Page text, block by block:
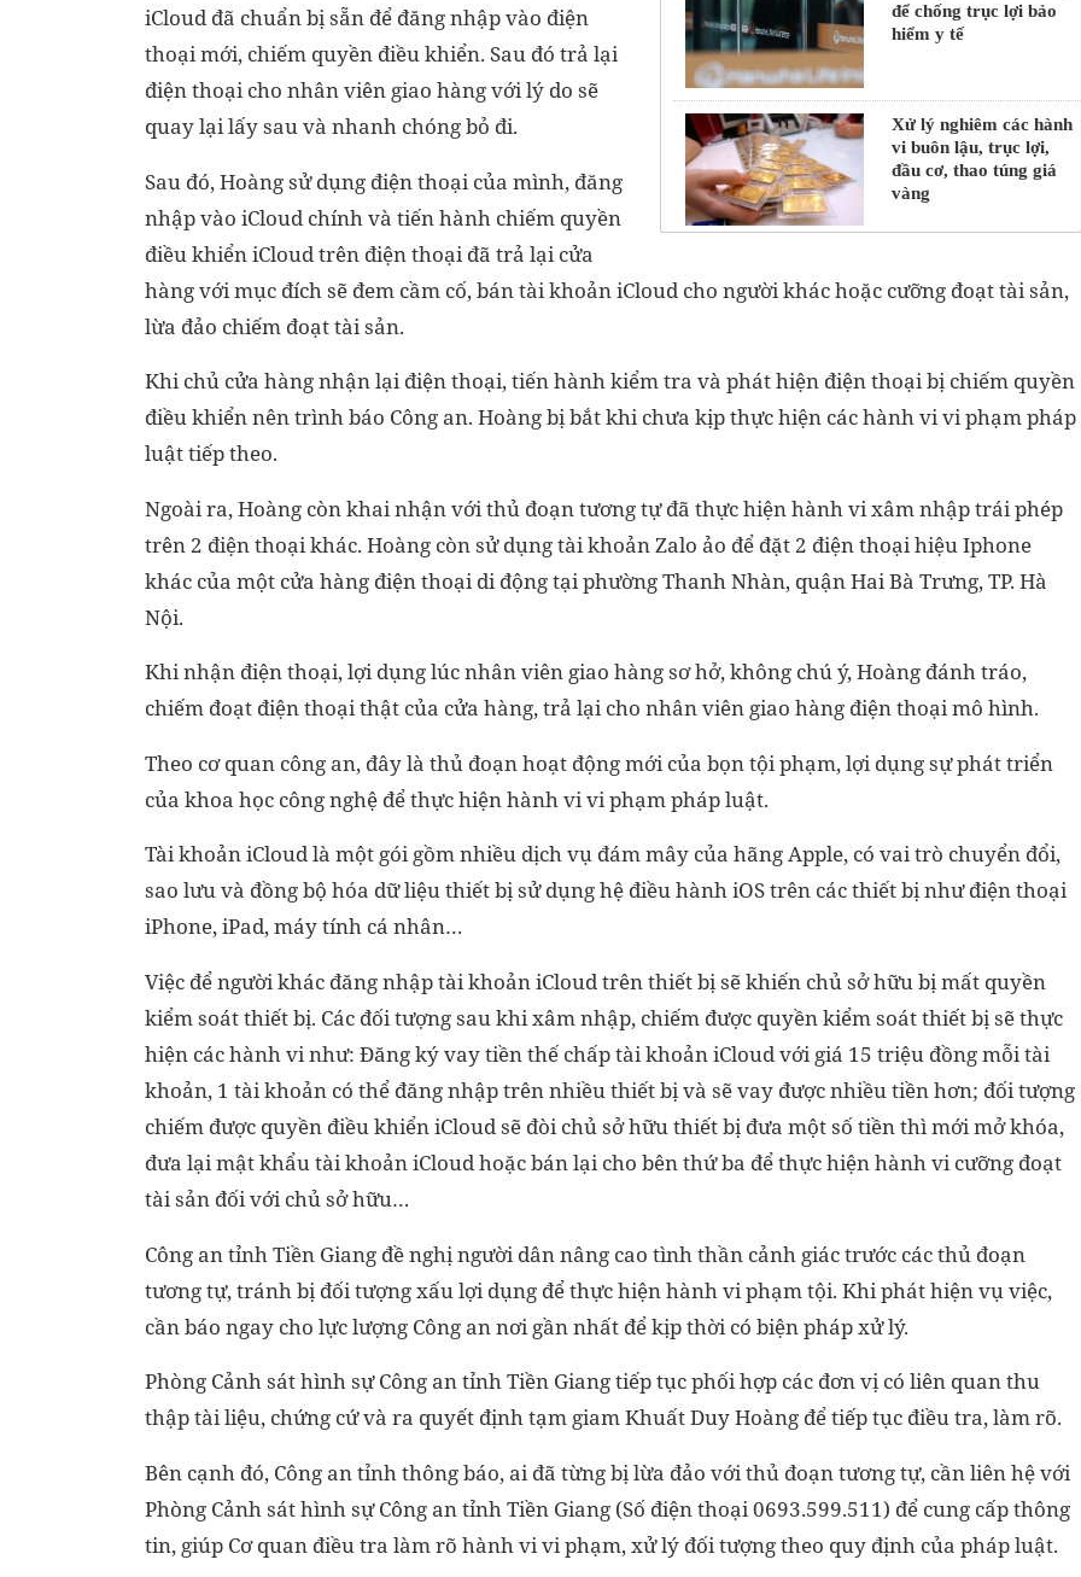
để chống trục lợi bảo
hiểm y tế
Xử lý nghiêm các hành
vi buôn lậu, trục lợi,
đầu cơ, thao túng giá
vàng
iCloud đã chuẩn bị sẵn để đăng nhập vào điện
thoại mới, chiếm quyền điều khiển. Sau đó trả lại
điện thoại cho nhân viên giao hàng với lý do sẽ
quay lại lấy sau và nhanh chóng bỏ đi.
Sau đó, Hoàng sử dụng điện thoại của mình, đăng
nhập vào iCloud chính và tiến hành chiếm quyền
điều khiển iCloud trên điện thoại đã trả lại cửa
hàng với mục đích sẽ đem cầm cố, bán tài khoản iCloud cho người khác hoặc cưỡng đoạt tài sản,
lừa đảo chiếm đoạt tài sản.
Khi chủ cửa hàng nhận lại điện thoại, tiến hành kiểm tra và phát hiện điện thoại bị chiếm quyền
điều khiển nên trình báo Công an. Hoàng bị bắt khi chưa kịp thực hiện các hành vi vi phạm pháp
luật tiếp theo.
Ngoài ra, Hoàng còn khai nhận với thủ đoạn tương tự đã thực hiện hành vi xâm nhập trái phép
trên 2 điện thoại khác. Hoàng còn sử dụng tài khoản Zalo ảo để đặt 2 điện thoại hiệu Iphone
khác của một cửa hàng điện thoại di động tại phường Thanh Nhàn, quận Hai Bà Trưng, TP. Hà
Nội.
Khi nhận điện thoại, lợi dụng lúc nhân viên giao hàng sơ hở, không chú ý, Hoàng đánh tráo,
chiếm đoạt điện thoại thật của cửa hàng, trả lại cho nhân viên giao hàng điện thoại mô hình.
Theo cơ quan công an, đây là thủ đoạn hoạt động mới của bọn tội phạm, lợi dụng sự phát triển
của khoa học công nghệ để thực hiện hành vi vi phạm pháp luật.
Tài khoản iCloud là một gói gồm nhiều dịch vụ đám mây của hãng Apple, có vai trò chuyển đổi,
sao lưu và đồng bộ hóa dữ liệu thiết bị sử dụng hệ điều hành iOS trên các thiết bị như điện thoại
iPhone, iPad, máy tính cá nhân…
Việc để người khác đăng nhập tài khoản iCloud trên thiết bị sẽ khiến chủ sở hữu bị mất quyền
kiểm soát thiết bị. Các đối tượng sau khi xâm nhập, chiếm được quyền kiểm soát thiết bị sẽ thực
hiện các hành vi như: Đăng ký vay tiền thế chấp tài khoản iCloud với giá 15 triệu đồng mỗi tài
khoản, 1 tài khoản có thể đăng nhập trên nhiều thiết bị và sẽ vay được nhiều tiền hơn; đối tượng
chiếm được quyền điều khiển iCloud sẽ đòi chủ sở hữu thiết bị đưa một số tiền thì mới mở khóa,
đưa lại mật khẩu tài khoản iCloud hoặc bán lại cho bên thứ ba để thực hiện hành vi cưỡng đoạt
tài sản đối với chủ sở hữu…
Công an tỉnh Tiền Giang đề nghị người dân nâng cao tình thần cảnh giác trước các thủ đoạn
tương tự, tránh bị đối tượng xấu lợi dụng để thực hiện hành vi phạm tội. Khi phát hiện vụ việc,
cần báo ngay cho lực lượng Công an nơi gần nhất để kịp thời có biện pháp xử lý.
Phòng Cảnh sát hình sự Công an tỉnh Tiền Giang tiếp tục phối hợp các đơn vị có liên quan thu
thập tài liệu, chứng cứ và ra quyết định tạm giam Khuất Duy Hoàng để tiếp tục điều tra, làm rõ.
Bên cạnh đó, Công an tỉnh thông báo, ai đã từng bị lừa đảo với thủ đoạn tương tự, cần liên hệ với
Phòng Cảnh sát hình sự Công an tỉnh Tiền Giang (Số điện thoại 0693.599.511) để cung cấp thông
tin, giúp Cơ quan điều tra làm rõ hành vi vi phạm, xử lý đối tượng theo quy định của pháp luật.